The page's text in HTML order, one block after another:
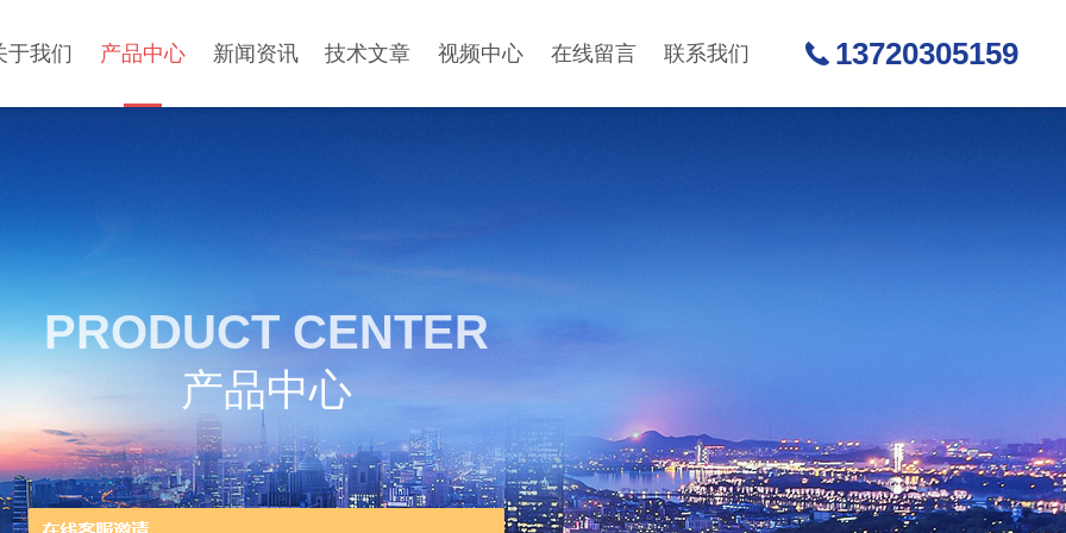
于我们 产品中心 新闻资讯 技术文章 视频中心 在线留言 联系我们 13720305159
PRODUCT CENTER
产品中心